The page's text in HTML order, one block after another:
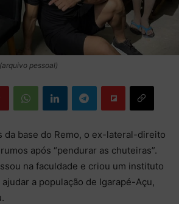
pessoal)
da base do Remo, o ex-lateral-direito
após “pendurar as chuteiras”.
na faculdade e criou um instituto
a população de Igarapé-Açu,